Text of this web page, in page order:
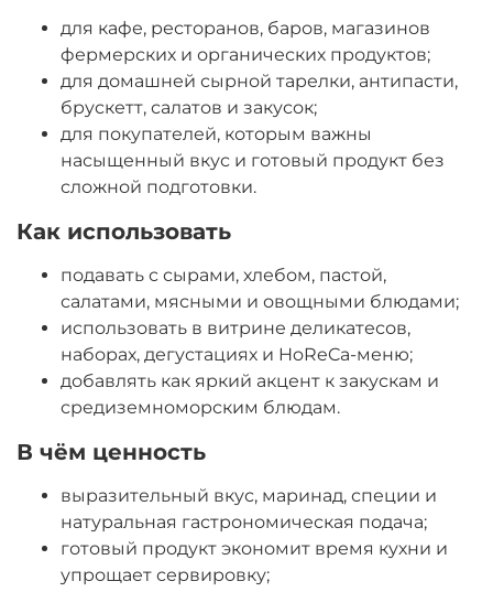
для кафе, ресторанов, баров, магазинов
фермерских и органических продуктов;
для домашней сырной тарелки, антипасти,
брускетт, салатов и закусок;
для покупателей, которым важны
насыщенный вкус и готовый продукт без
сложной подготовки.
Как использовать
подавать с сырами, хлебом, пастой,
салатами, мясными и овощными блюдами;
использовать в витрине деликатесов,
наборах, дегустациях и HoReCa-меню;
добавлять как яркий акцент к закускам и
средиземноморским блюдам.
В чём ценность
выразительный вкус, маринад, специи и
натуральная гастрономическая подача;
готовый продукт экономит время кухни и
упрощает сервировку;